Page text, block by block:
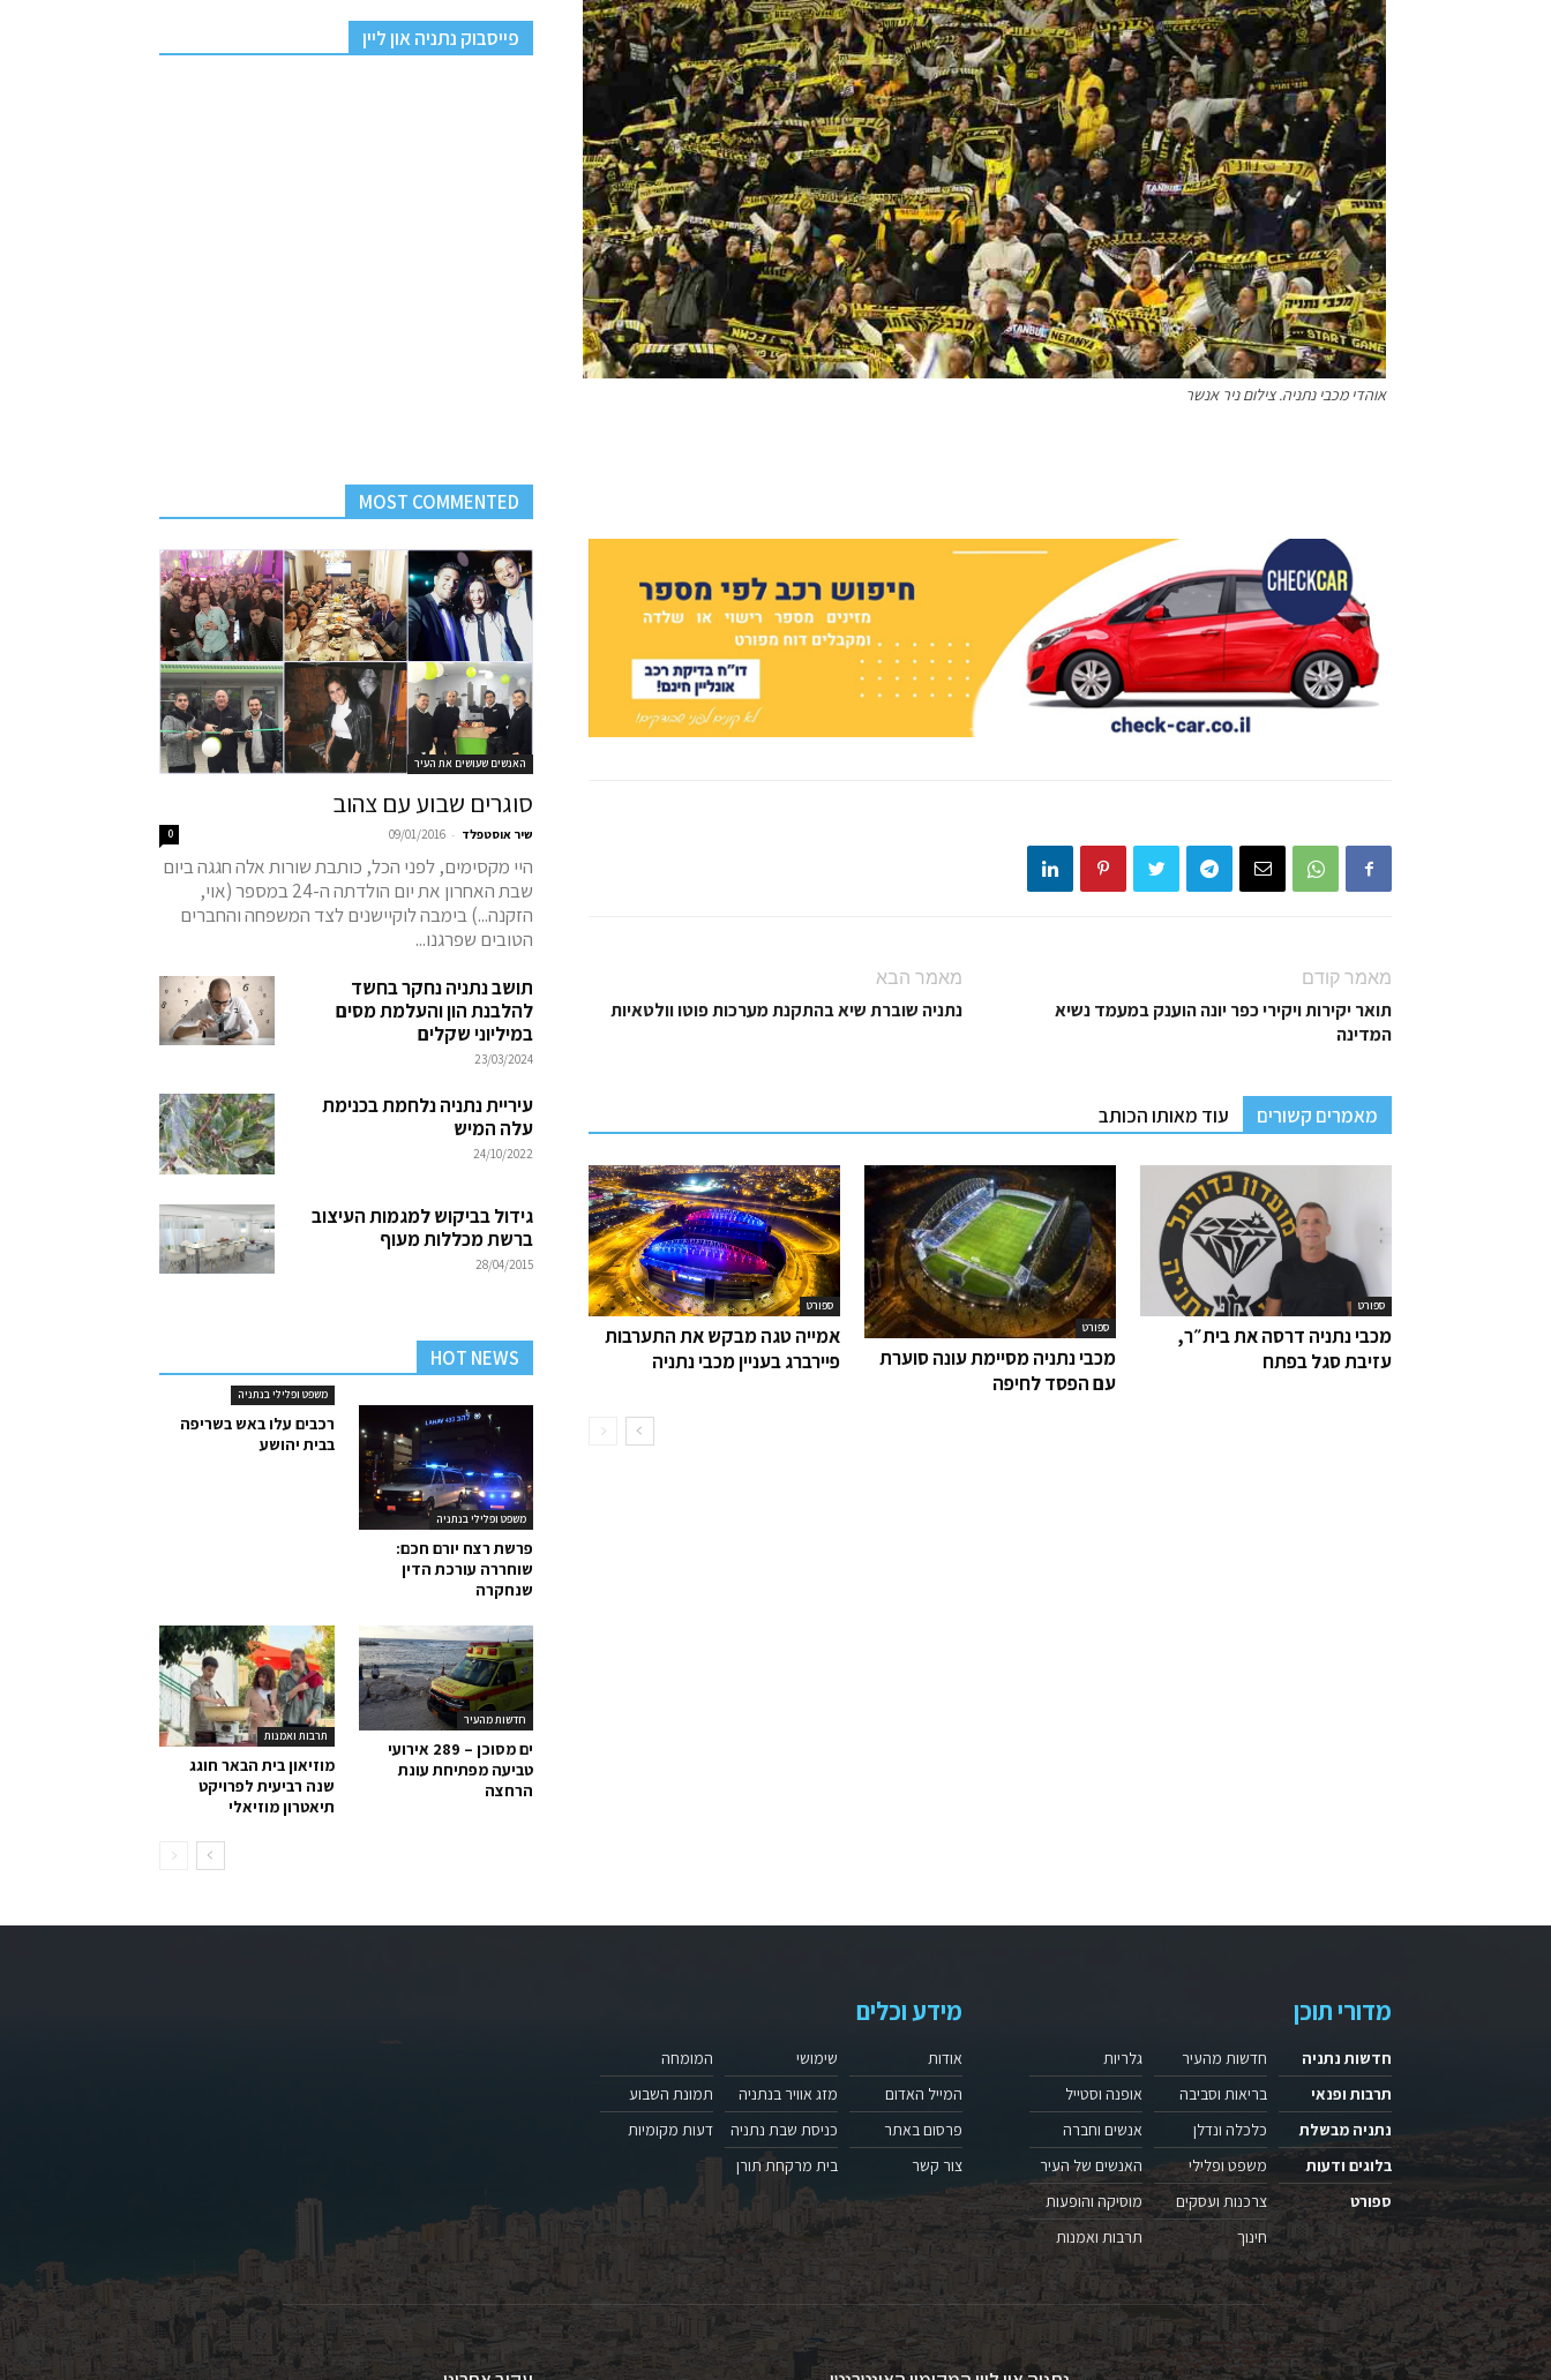
אוהדי מכבי נתניה. צילום ניר אנשר
מאמר קודם
תואר יקירות ויקירי כפר יונה הוענק במעמד נשיא
המדינה
מאמר הבא
נתניה שוברת שיא בהתקנת מערכות פוטו וולטאיות
מאמרים קשורים עוד מאותו הכותב
ספורט
אמייה טגה מבקש את התערבות
פיירברג בעניין מכבי נתניה
ספורט
מכבי נתניה מסיימת עונה סוערת
עם הפסד לחיפה
ספורט
מכבי נתניה דרסה את בית״ר,
עזיבת סגל בפתח
פייסבוק נתניה און ליין
MOST COMMENTED
האנשים שעושים את העיר
סוגרים שבוע עם צהוב
שיר אוסטפלד -
09/01/2016
0
היי מקסימים, לפני הכל, כותבת שורות אלה חגגה ביום
שבת האחרון את יום הולדתה ה-24 במספר (אוי,
הזקנה...) בימבה לוקיישנים לצד המשפחה והחברים
הטובים שפרגנו...
תושב נתניה נחקר בחשד
להלבנת הון והעלמת מסים
במיליוני שקלים
23/03/2024
עיריית נתניה נלחמת בכנימת
עלה המיש
24/10/2022
גידול בביקוש למגמות העיצוב
ברשת מכללות מעוף
28/04/2015
HOT NEWS
משפט ופלילי בנתניה
רכבים עלו באש בשריפה
בבית יהושע
משפט ופלילי בנתניה
פרשת רצח יורם חכם:
שוחררה עורכת הדין
שנחקרה
תרבות ואמנות
מוזיאון בית הבאר חוגג
שנה רביעית לפרויקט
תיאטרון מוזיאלי
חדשות מהעיר
ים מסוכן – 289 אירועי
טביעה מפתיחת עונת
הרחצה
מדורי תוכן
חדשות נתניה
תרבות ופנאי
נתניה מבשלת
בלוגים ודעות
ספורט
חדשות מהעיר
בריאות וסביבה
כלכלה ונדלן
משפט ופלילי
צרכנות ועסקים
חינוך
גלריות
אופנה וסטייל
אנשים וחברה
האנשים של העיר
מוסיקה והופעות
תרבות ואמנות
מידע וכלים
אודות
המייל האדום
פרסום באתר
צור קשר
שימושי
מזג אוויר בנתניה
כניסת שבת נתניה
בית מרקחת תורן
המומחה
תמונת השבוע
דעות מקומיות